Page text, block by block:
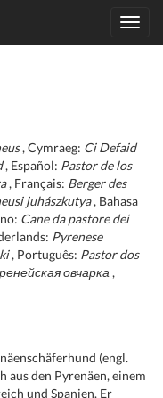
, Cymraeg: Ci Defaid
, Español: Pastor de los
, Français: Berger des
juhászkutya, Bahasa
Cane da pastore dei
Pyrenese
, Português: Pastor dos
овчарка ,
(engl.
aus den Pyrenäen, einem
und Spanien. Er